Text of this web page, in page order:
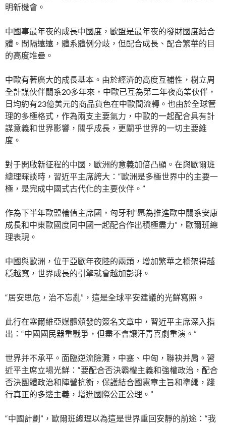
明新機會。
中國事最年夜的成長中國度，歐盟是最年夜的發財國度結合
體。間隔遠遠，體系體例分歧，但配合成長、配合繁華的目
的高度堆疊。
中歐有著廣大的成長基本。由於經濟的高度互補性，樹立周
全計謀伙伴關系20多年來，中歐已互為第二年夜商業伙伴，
日均約有23億美元的商品貨色在中歐間流轉。也由於全球管
理的多極格式，作為兩支主要氣力，中歐的一起配合具有計
謀意義和世界影響，關乎成長，更關乎世界的一切主要維
度。
對于開啟新征程的中國，歐洲的意義加倍凸顯。在與歐爾班
總理睬談時，習近平主席誇大：“歐洲是多極世界中的主要一
極，是完成中國式古代化的主要伙伴。”
作為下半年歐盟輪值主席國，匈牙利“愿為推進歐中關系安康
成長和中東歐國度同中國一起配合作出積極盡力”，歐爾班總
理表現。
中國與歐洲，位于亞歐年夜陸的兩頭，增加繁華之橋架得越
穩越寬，世界成長的引擎就會越加彭湃。
“居安思危，治不忘亂”，這是全球平安建議的光鮮寫照。
此行在塞爾維亞媒體頒發的簽名文章中，習近平主席深入指
出：“中國國民器重戰爭，但盡不會讓汗青喜劇重演。”
世界并不承平。面臨逆流險灘，中塞、中匈，聯袂并肩。習
近平主席立場光鮮：“要配合否決霸權主義和強權政治，配合
否決團體政治和陣營抗衡，保護結合國憲章主旨和準繩，踐
行真正的多邊主義，增進國際公正公理。”
“中國計劃”，歐爾班總理以為這是世界重回安靜的前途：“我